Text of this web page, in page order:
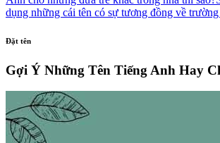
dụng những cái tên có sự tương đồng về
Đặt tên
Gợi Ý Những Tên Tiếng Anh Hay